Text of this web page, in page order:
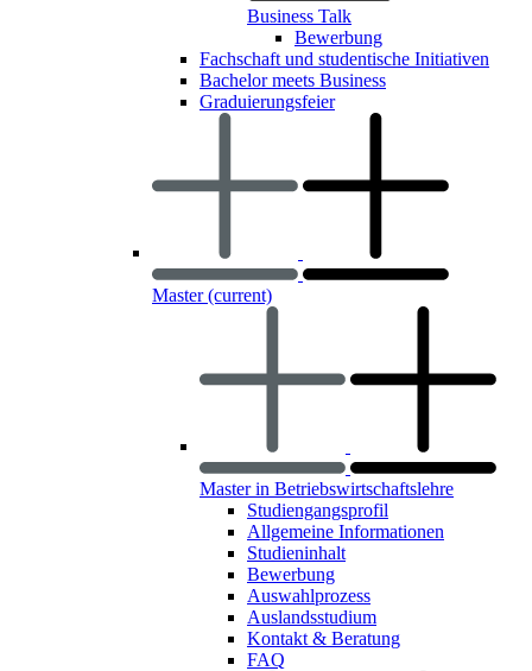
Business Talk
Bewerbung
Fachschaft und studentische Initiativen
Bachelor meets Business
Graduierungsfeier
Master(current)
Master in Betriebswirtschaftslehre
Studiengangsprofil
Allgemeine Informationen
Studieninhalt
Bewerbung
Auswahlprozess
Auslandsstudium
Kontakt & Beratung
FAQ